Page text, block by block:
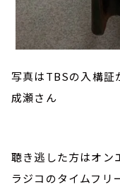
写真はTBSの入構証
成瀬さん
聴き逃した方はオン
ラジコのタイムフリ